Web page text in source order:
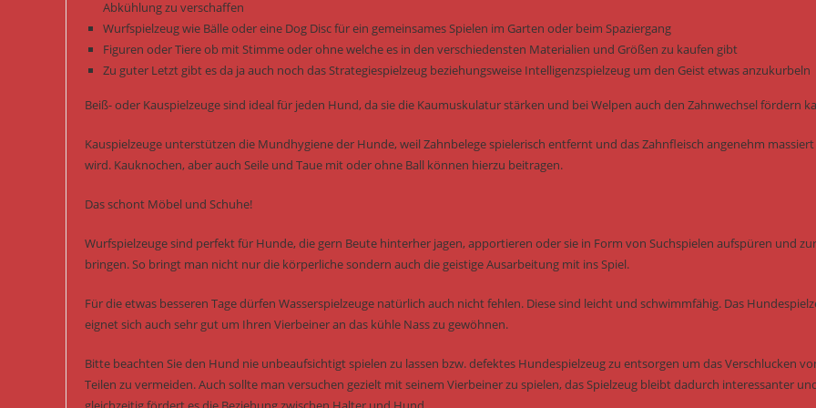
Abkühlung zu verschaffen
Wurfspielzeug wie Bälle oder eine Dog Disc für ein gemeinsames Spielen im Garten oder beim Spaziergang
Figuren oder Tiere ob mit Stimme oder ohne welche es in den verschiedensten Materialien und Größen zu kaufen gibt
Zu guter Letzt gibt es da ja auch noch das Strategiespielzeug beziehungsweise Intelligenzspielzeug um den Geist etwas anzukurbeln
Beiß- oder Kauspielzeuge sind ideal für jeden Hund, da sie die Kaumuskulatur stärken und bei Welpen auch den Zahnwechsel fördern
Kauspielzeuge unterstützen die Mundhygiene der Hunde, weil Zahnbelege spielerisch entfernt und das Zahnfleisch angenehm massiert
wird. Kauknochen, aber auch Seile und Taue mit oder ohne Ball können hierzu beitragen.
Das schont Möbel und Schuhe!
Wurfspielzeuge sind perfekt für Hunde, die gern Beute hinterher jagen, apportieren oder sie in Form von Suchspielen aufspüren und
bringen. So bringt man nicht nur die körperliche sondern auch die geistige Ausarbeitung mit ins Spiel.
Für die etwas besseren Tage dürfen Wasserspielzeuge natürlich auch nicht fehlen. Diese sind leicht und schwimmfähig. Das
eignet sich auch sehr gut um Ihren Vierbeiner an das kühle Nass zu gewöhnen.
Bitte beachten Sie den Hund nie unbeaufsichtigt spielen zu lassen bzw. defektes Hundespielzeug zu entsorgen um das Verschlucken
Teilen zu vermeiden. Auch sollte man versuchen gezielt mit seinem Vierbeiner zu spielen, das Spielzeug bleibt dadurch interessanter